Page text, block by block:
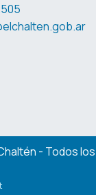
- Todos los